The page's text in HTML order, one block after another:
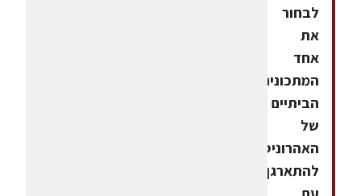
לבחור
את
אחד
המתכונים
הביתיים
של
האהרוניס,
להתארגן